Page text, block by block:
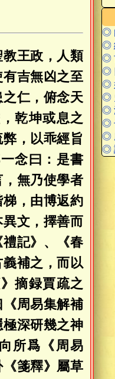
◎
◎
◎
◎
◎
◎
◎
◎
◎
◎
王政，人類
吉無凶之至
仁，俯念天
乾坤或息之
，以乖經旨
念曰：是書
無乃使學者
，由博返約
文，擇善而
記》、《春
補之，而以
摘録賈疏之
周易集解補
深研幾之神
所爲《周易
箋釋》屬草